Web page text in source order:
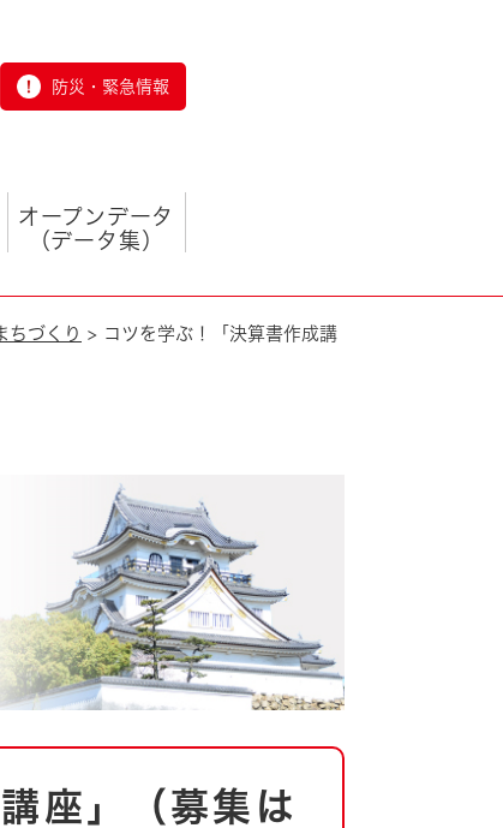
防災・緊急情報
オープンデータ
（データ集）
ちづくり > コツを学ぶ！「決算書作成講
座」（募集は